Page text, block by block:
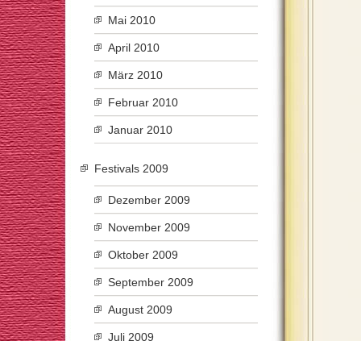
Mai 2010
April 2010
März 2010
Februar 2010
Januar 2010
Festivals 2009
Dezember 2009
November 2009
Oktober 2009
September 2009
August 2009
Juli 2009